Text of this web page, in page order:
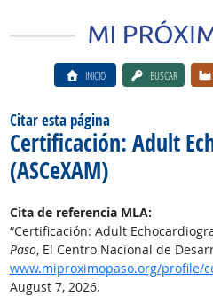
INICIO BUSCAR
Citar esta página
Certificación: Adult
(ASCeXAM)
Cita de referencia MLA:
“Certificación: Adult
Paso, El Centro Nacional de
www.miproximopaso.org/profile/
August 7, 2026.